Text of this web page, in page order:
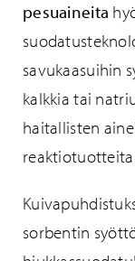
pesuaineita
savukaasuihin
kalkkia tai
haitallisten
sorbentin